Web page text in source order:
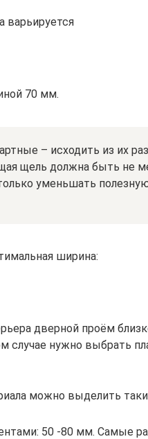
варьируется
70 мм.
– исходить из их
щель должна быть не
уменьшать
ширина:
дверной проём
случае нужно выбрать
можно выделить
50 -80 мм. Самые